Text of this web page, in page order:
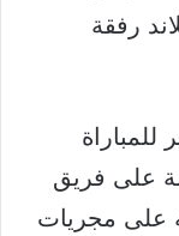
رفقة
على فريق
على مجريات